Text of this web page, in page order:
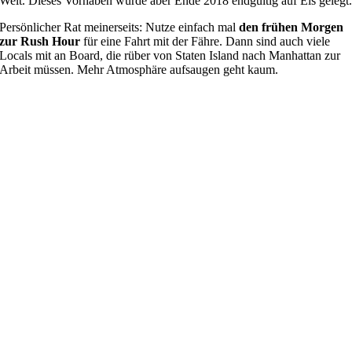
Persönlicher Rat meinerseits: Nutze einfach malden frühen Morgen
zur Rush Hour für eine Fahrt mit der Fähre. Dann sind auch viele
Locals mit an Board, die rüber von Staten Island nach Manhattan zur
Arbeit müssen. Mehr Atmosphäre aufsaugen geht kaum.